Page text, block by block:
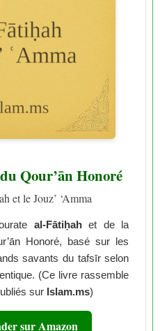
Qour’ān Honoré
et le Jouz’ ‘Amma
al-Fātiḥahet de la
Honoré, basé sur les
savants du tafsīr selon
(Ce livre rassemble
sur Islam.ms)
sur Amazon